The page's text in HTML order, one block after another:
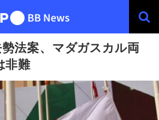
法案、マダガスカル両
非難